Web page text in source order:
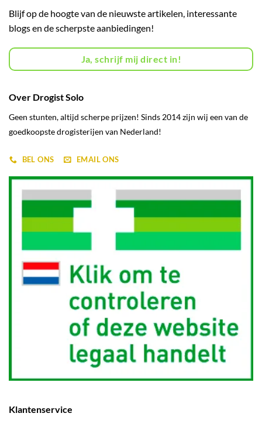
Blijf op de hoogte van de nieuwste artikelen, interessante
blogs en de scherpste aanbiedingen!
Ja, schrijf mij direct in!
Over Drogist Solo
Geen stunten, altijd scherpe prijzen! Sinds 2014 zijn wij een van de
goedkoopste drogisterijen van Nederland!
BEL ONS EMAIL ONS
Klantenservice